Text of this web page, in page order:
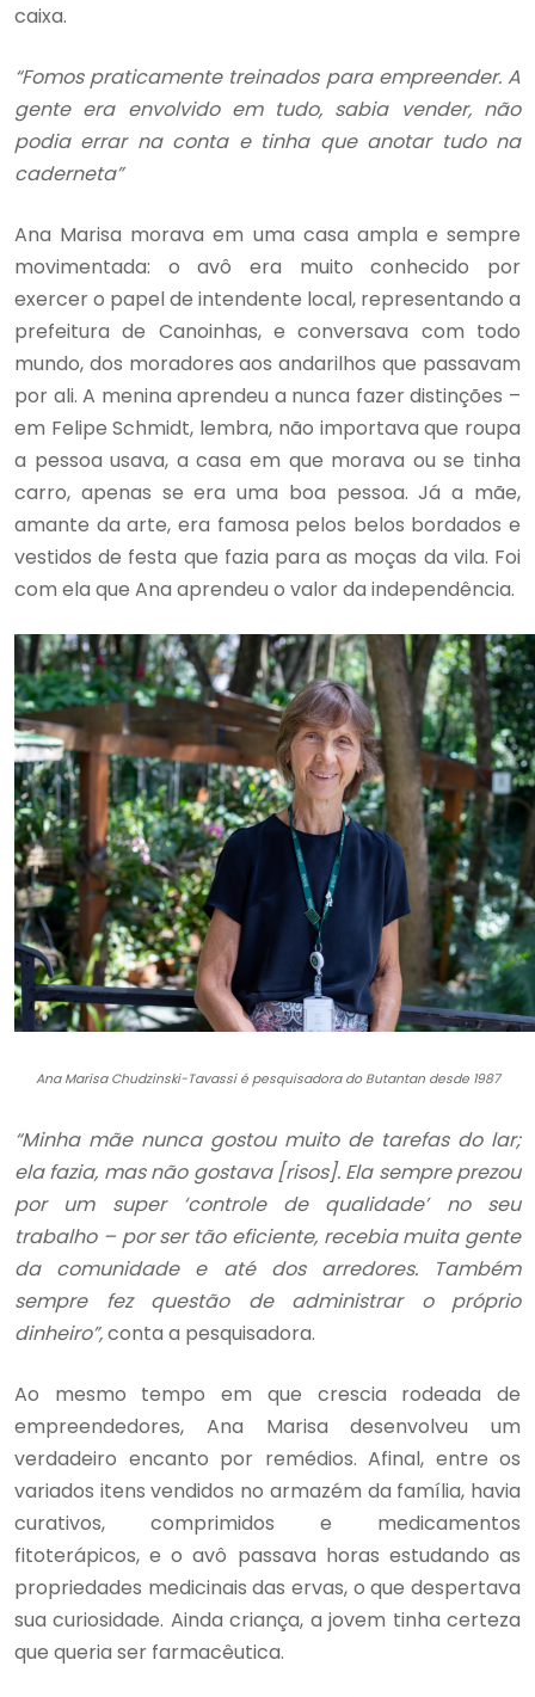
caixa.
“Fomos praticamente treinados para empreender. A
gente era envolvido em tudo, sabia vender, não
podia errar na conta e tinha que anotar tudo na
caderneta”
Ana Marisa morava em uma casa ampla e sempre
movimentada: o avô era muito conhecido por
exercer o papel de intendente local, representando a
prefeitura de Canoinhas, e conversava com todo
mundo, dos moradores aos andarilhos que passavam
por ali. A menina aprendeu a nunca fazer distinções –
em Felipe Schmidt, lembra, não importava que roupa
a pessoa usava, a casa em que morava ou se tinha
carro, apenas se era uma boa pessoa. Já a mãe,
amante da arte, era famosa pelos belos bordados e
vestidos de festa que fazia para as moças da vila. Foi
com ela que Ana aprendeu o valor da independência.
Ana Marisa Chudzinski-Tavassi é pesquisadora do Butantan desde 1987
“Minha mãe nunca gostou muito de tarefas do lar;
ela fazia, mas não gostava [risos]. Ela sempre prezou
por um super ‘controle de qualidade’ no seu
trabalho – por ser tão eficiente, recebia muita gente
da comunidade e até dos arredores. Também
sempre fez questão de administrar o próprio
dinheiro”,conta a pesquisadora.
Ao mesmo tempo em que crescia rodeada de
empreendedores, Ana Marisa desenvolveu um
verdadeiro encanto por remédios. Afinal, entre os
variados itens vendidos no armazém da família, havia
curativos, comprimidos e medicamentos
fitoterápicos, e o avô passava horas estudando as
propriedades medicinais das ervas, o que despertava
sua curiosidade. Ainda criança, a jovem tinha certeza
que queria ser farmacêutica.